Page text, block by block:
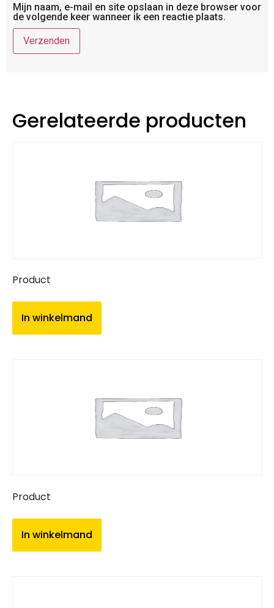
Mijn naam, e-mail en site opslaan in deze browser voor
de volgende keer wanneer ik een reactie plaats.
Gerelateerde producten
Product
In winkelmand
Product
In winkelmand